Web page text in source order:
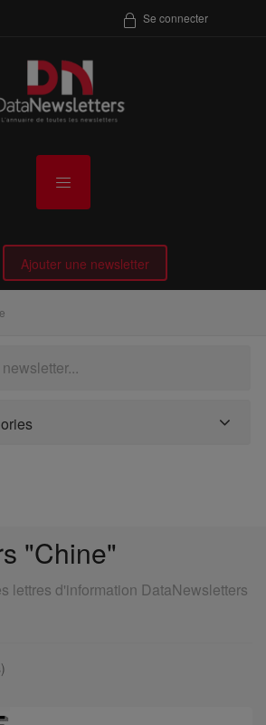
Se connecter
Ajouter une newsletter
"Chine"
lettres d'information DataNewsletters